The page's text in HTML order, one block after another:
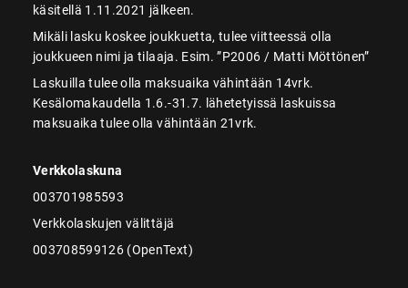
käsitellä 1.11.2021 jälkeen.
Mikäli lasku koskee joukkuetta, tulee viitteessä olla
joukkueen nimi ja tilaaja. Esim. ”P2006 / Matti Möttönen”
Laskuilla tulee olla maksuaika vähintään 14vrk.
Kesälomakaudella 1.6.-31.7. lähetetyissä laskuissa
maksuaika tulee olla vähintään 21vrk.
Verkkolaskuna
003701985593
Verkkolaskujen välittäjä
003708599126 (OpenText)